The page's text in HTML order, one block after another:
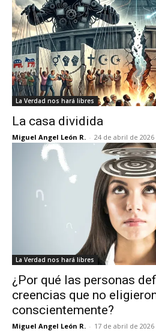
La Verdad nos hará libres
La casa dividida
Miguel Angel León R. - 24 de abril de 2026
La Verdad nos hará libres
¿Por qué las personas
creencias que no
conscientemente?
Miguel Angel León R. - 17 de abril de 2026